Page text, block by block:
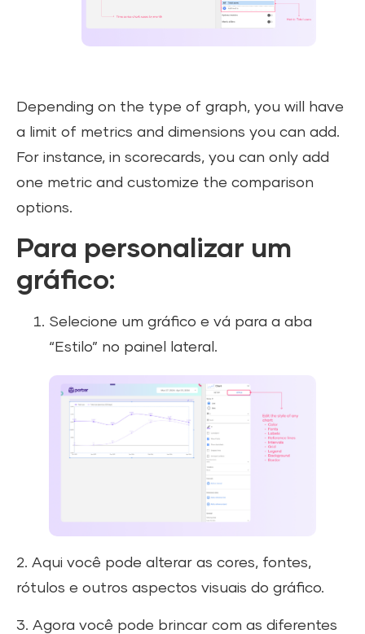
Depending on the type of graph, you will have
a limit of metrics and dimensions you can add.
For instance, in scorecards, you can only add
one metric and customize the comparison
options.
Para personalizar um
gráfico:
Selecione um gráfico e vá para a aba
“Estilo” no painel lateral.
2. Aqui você pode alterar as cores, fontes,
rótulos e outros aspectos visuais do gráfico.
3. Agora você pode brincar com as diferentes